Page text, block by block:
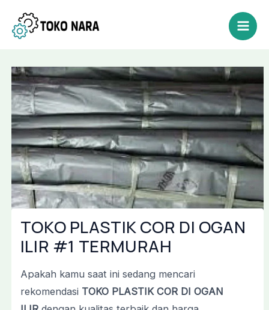
konten
Main
TOKO PLASTIK COR DI OGAN
ILIR #1 TERMURAH
Apakah kamu saat ini sedang mencari
rekomendasi TOKO PLASTIK COR DI OGAN
navigation